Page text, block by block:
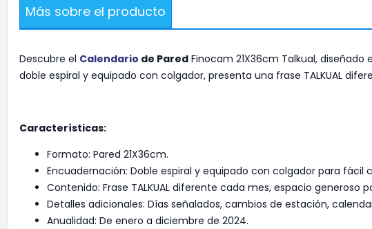
Más sobre el producto
Descubre el Calendario de Pared Finocam 21X36cm Talkual,
doble espiral y equipado con colgador, presenta una frase TALKUAL
Características:
Formato: Pared 21X36cm.
Encuadernación: Doble espiral y equipado con colgador para fácil
Contenido: Frase TALKUAL diferente cada mes, espacio
Detalles adicionales: Días señalados, cambios de estación,
Anualidad: De enero a diciembre de 2024.